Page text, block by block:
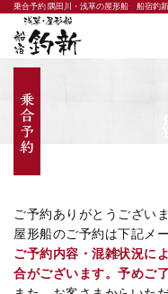
乗合予約 隅田川・浅草の屋形船 船宿釣新
隅田川・
ご予約ありがとうございま
屋形船のご予約は下記メ
ご予約内容・混雑状況に
合がございます。予めご